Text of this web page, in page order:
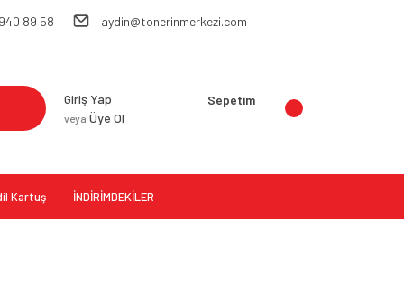
89 58 aydin@tonerinmerkezi.com
Giriş Yap
veya Üye Ol
Sepetim
Kartuş İNDİRİMDEKİLER